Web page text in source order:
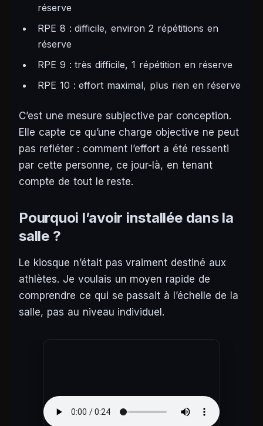
réserve
RPE 8 : difficile, environ 2 répétitions en
réserve
RPE 9 : très difficile, 1 répétition en réserve
RPE 10 : effort maximal, plus rien en réserve
C’est une mesure subjective par conception.
Elle capte ce qu’une charge objective ne peut
pas refléter : comment l’effort a été ressenti
par cette personne, ce jour-là, en tenant
compte de tout le reste.
Pourquoi l’avoir installée dans la
salle ?
Le kiosque n’était pas vraiment destiné aux
athlètes. Je voulais un moyen rapide de
comprendre ce qui se passait à l’échelle de la
salle, pas au niveau individuel.